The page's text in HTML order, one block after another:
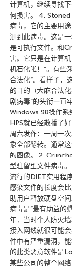
计算机，继续寻找
何损害。 4. Stoned
病毒，它的主要用
测到此病毒。这是
是可执行文件。和
害。它只是在计算
机石化啦！”。有些
合法化”。看样子，
的目的（大麻合法
剧病毒”的头衔一直
Windows 98操作系
HPS就已经散播了
周六发作：一周一
象全部翻转。通常
的图像。 2.
型驻留型文件病毒
流行的DIET实用程
感染文件的长度会
助用户释放硬盘空
病毒是”最有助益的
年，当时个人防火
接入网线就很可能
件中有严重漏洞，
的此类恶意软件是
某些公司的整个网